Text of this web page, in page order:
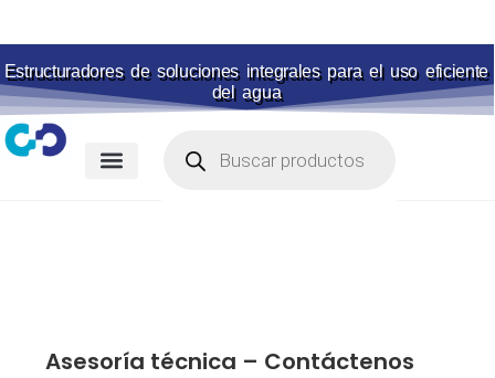
Estructuradores de soluciones integrales para el uso eficiente
del agua
Asesoría técnica – Contáctenos